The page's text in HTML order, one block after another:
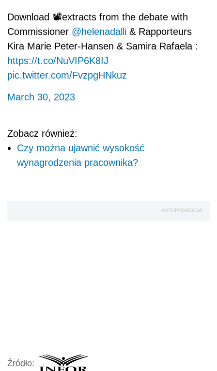
Download 📽️extracts from the debate with
Commissioner @helenadalli & Rapporteurs
Kira Marie Peter-Hansen & Samira Rafaela :
https://t.co/NuVIP6K8IJ
pic.twitter.com/FvzpgHNkuz
March 30, 2023
Zobacz również:
Czy można ujawnić wysokość
wynagrodzenia pracownika?
AUTOPROMOCJA
Źródło: